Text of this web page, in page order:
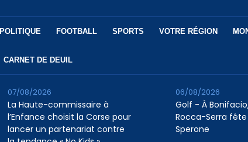
POLITIQUE FOOTBALL SPORTS VOTRE RÉGION
CARNET DE DEUIL
La Haute-commissaire à
l’Enfance choisit la Corse pour
lancer un partenariat contre
07/08/2026
Golf - À
Rocca-Serra
Sperone
06/08/2026